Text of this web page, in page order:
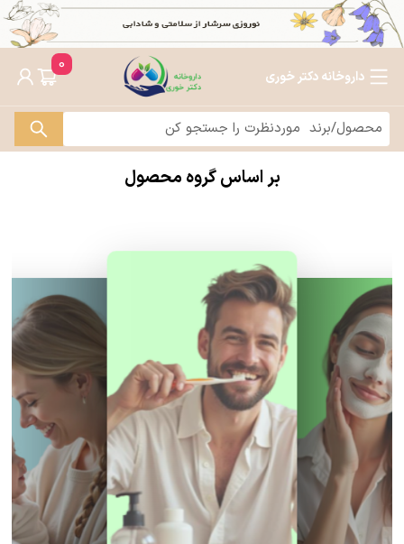
داروخانه دکتر خوری
0
بر اساس گروه محصول